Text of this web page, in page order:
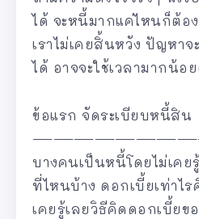
ได้ จะหนี้มากแค่ไหนก็ต้อ
เราไม่เคยสิ้นหวัง ปัญหา
ได้ อาจจะใช้เวลามากน้อ
ข้อแรก จัดระเบียบหนี้สิน
บางคนเป็นหนี้โดยไม่เคย
ที่ไหนบ้าง ดอกเบี้ยเท่าไร
เคยรู้เลยวิธีคิดดอกเบี้ยข